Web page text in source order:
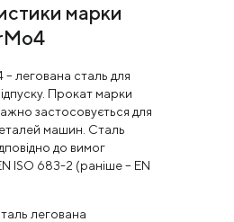
марки
легована сталь для
Прокат марки
застосовується для
машин. Сталь
до вимог
ISO 683-2 (раніше – EN
легована